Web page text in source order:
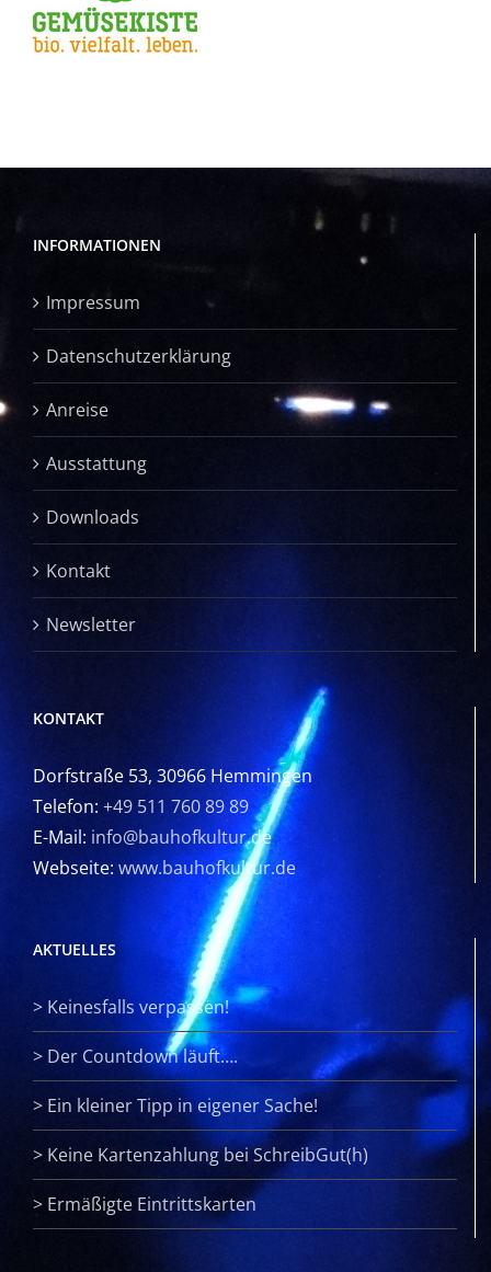
INFORMATIONEN
Impressum
Datenschutzerklärung
Anreise
Ausstattung
Downloads
Kontakt
Newsletter
KONTAKT
Dorfstraße 53, 30966 Hemmingen
Telefon: +49 511 760 89 89
E-Mail: info@bauhofkultur.de
Webseite: www.bauhofkultur.de
AKTUELLES
> Keinesfalls verpassen!
> Der Countdown läuft….
> Ein kleiner Tipp in eigener Sache!
> Keine Kartenzahlung bei SchreibGut(h)
> Ermäßigte Eintrittskarten